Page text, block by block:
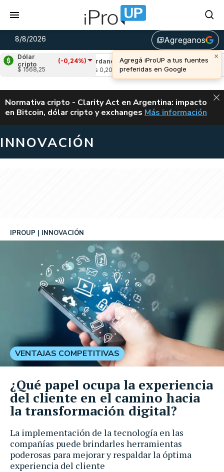
8/8/2026 library_addAgreganos
×
Agregá iProUP a tus fuentes
preferidas en Google
Dólar
cripto
(-0,24%)
$ 1568,25
Cardano
(0,38%)
u$s 0,20
Avalanche
u$s 6,55
ALERTA
Normativa cripto - Clarity Act en Argentina: impacto
en Bitcoin, dólar cripto y exchanges CLARITY ACT EN
Más información
INNOVACIÓN
La implementación de la tecnología en las
compañías puede brindarles herramientas
poderosas para mejorar y respaldar la óptima
experiencia del cliente
IPROUP INNOVACIÓN
VENTAJAS COMPETITIVAS
¿Qué papel ocupa la experiencia
del cliente en el camino hacia
la transformación digital?